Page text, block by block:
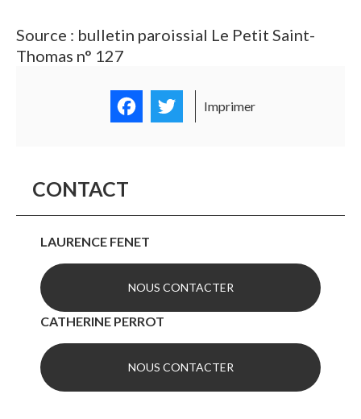
Source : bulletin paroissial Le Petit Saint-
Thomas n° 127
FacebookTwitter
Imprimer
CONTACT
LAURENCE FENET
NOUS CONTACTER
CATHERINE PERROT
NOUS CONTACTER